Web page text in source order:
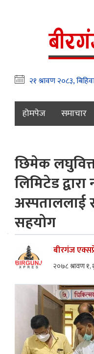
होमपेज समाचार
छिमेक
लिमिटेड द्वारा
अस्पताललाई
सहयोग
बीरगंज
२०७८ श्रावण